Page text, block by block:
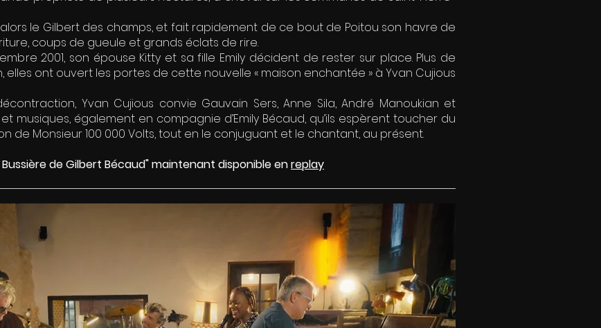
le Gilbert des champs, et fait rapidement de ce bout de Poitou son havre de
coups de gueule et grands éclats de rire.
2001, son épouse Kitty et sa fille Emily décident de rester sur place. Plus de
elles ont ouvert les portes de cette nouvelle « maison enchantée » à Yvan Cujious
Yvan Cujious convie Gauvain Sers, Anne Sila, André Manoukian et
musiques, également en compagnie d’Emily Bécaud, qu’ils espèrent toucher du
de Monsieur 100 000 Volts, tout en le conjuguant et le chantant, au présent.
de Gilbert Bécaud" maintenant disponible enreplay